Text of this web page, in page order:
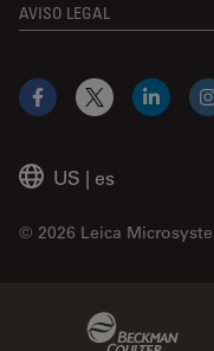
AVISO LEGAL
US | es
© 2026 Leica
Facebook
X